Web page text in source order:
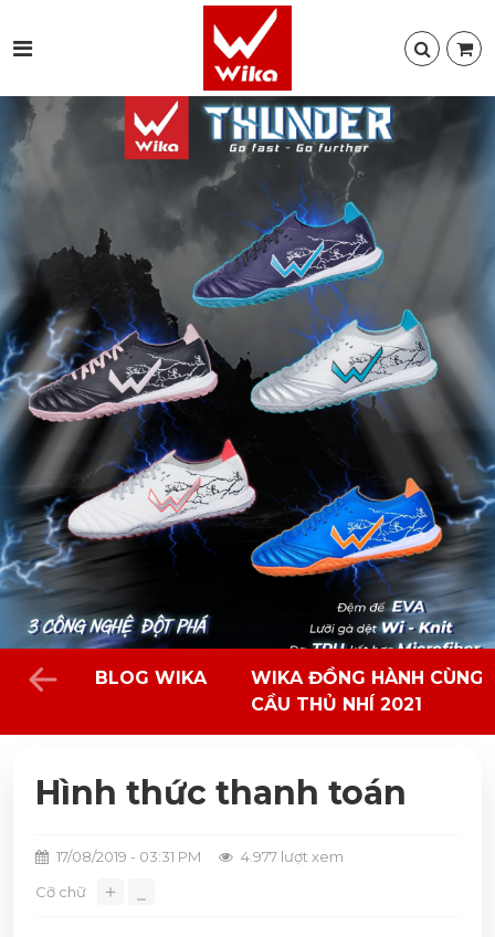
BLOG WIKA
WIKA ĐỒNG HÀNH CÙNG
CẦU THỦ NHÍ 2021
Hình thức thanh toán
17/08/2019 - 03:31 PM
4.977 lượt xem
Cỡ chữ
＋